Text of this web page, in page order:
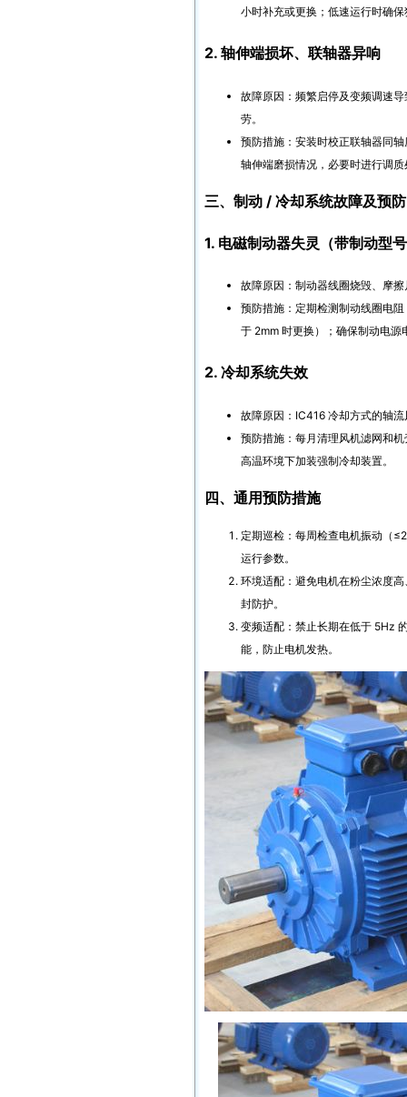
小时补充或更换；低速运行时确
2. 轴伸端损坏、联轴器异响
故障原因：频繁启停及变频调速
劳。
预防措施：安装时校正联轴器同
轴伸端磨损情况，必要时进行调质
三、制动 / 冷却系统故障及预防
1. 电磁制动器失灵（带制动型
故障原因：制动器线圈烧毁、摩
预防措施：定期检测制动线圈电
于 2mm 时更换）；确保制动电源
2. 冷却系统失效
故障原因：IC416 冷却方式的轴
预防措施：每月清理风机滤网和
高温环境下加装强制冷却装置。
四、通用预防措施
定期巡检：每周检查电机振动（
运行参数。
环境适配：避免电机在粉尘浓度
封防护。
变频适配：禁止长期在低于 5Hz
能，防止电机发热。